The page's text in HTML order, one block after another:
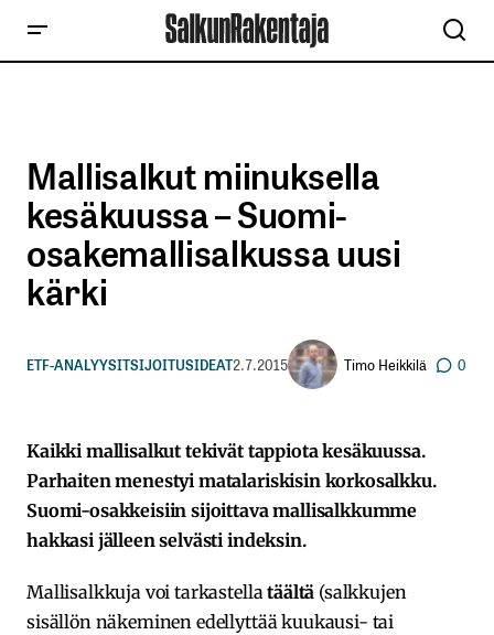
Mallisalkut miinuksella
kesäkuussa – Suomi-
osakemallisalkussa uusi
kärki
ETF-ANALYYSITSIJOITUSIDEAT2.7.2015 Timo Heikkilä 0
Kaikki mallisalkut tekivät tappiota kesäkuussa.
Parhaiten menestyi matalariskisin korkosalkku.
Suomi-osakkeisiin sijoittava mallisalkkumme
hakkasi jälleen selvästi indeksin.
Mallisalkkuja voi tarkastellatäältä (salkkujen
sisällön näkeminen edellyttää kuukausi- tai